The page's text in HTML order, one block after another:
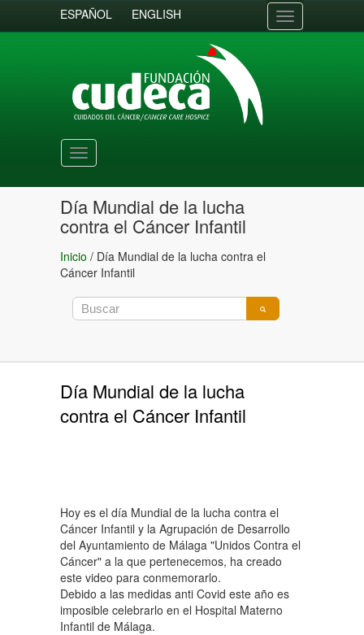
ESPAÑOL ENGLISH
Toggle
navigation
Toggle
navigation
Día Mundial de la lucha
contra el Cáncer Infantil
Inicio / Día Mundial de la lucha contra el
Cáncer Infantil
Día Mundial de la lucha
contra el Cáncer Infantil
Hoy es el día Mundial de la lucha contra el
Cáncer Infantil y la Agrupación de Desarrollo
del Ayuntamiento de Málaga "Unidos Contra el
Cáncer" a la que pertenecemos, ha creado
este video para conmemorarlo.
Debido a las medidas anti Covid este año es
imposible celebrarlo en el Hospital Materno
Infantil de Málaga.